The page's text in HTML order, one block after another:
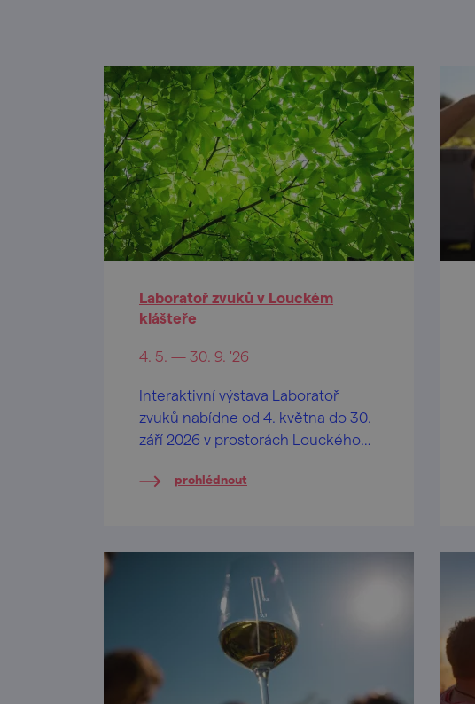
Laboratoř zvuků v Louckém
klášteře
4. 5. — 30. 9. '26
Interaktivní výstava Laboratoř
zvuků nabídne od 4. května do 30.
září 2026 v prostorách Louckého
propojující hudbu, fyziku a
prohlédnout